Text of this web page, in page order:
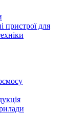
пристрої для